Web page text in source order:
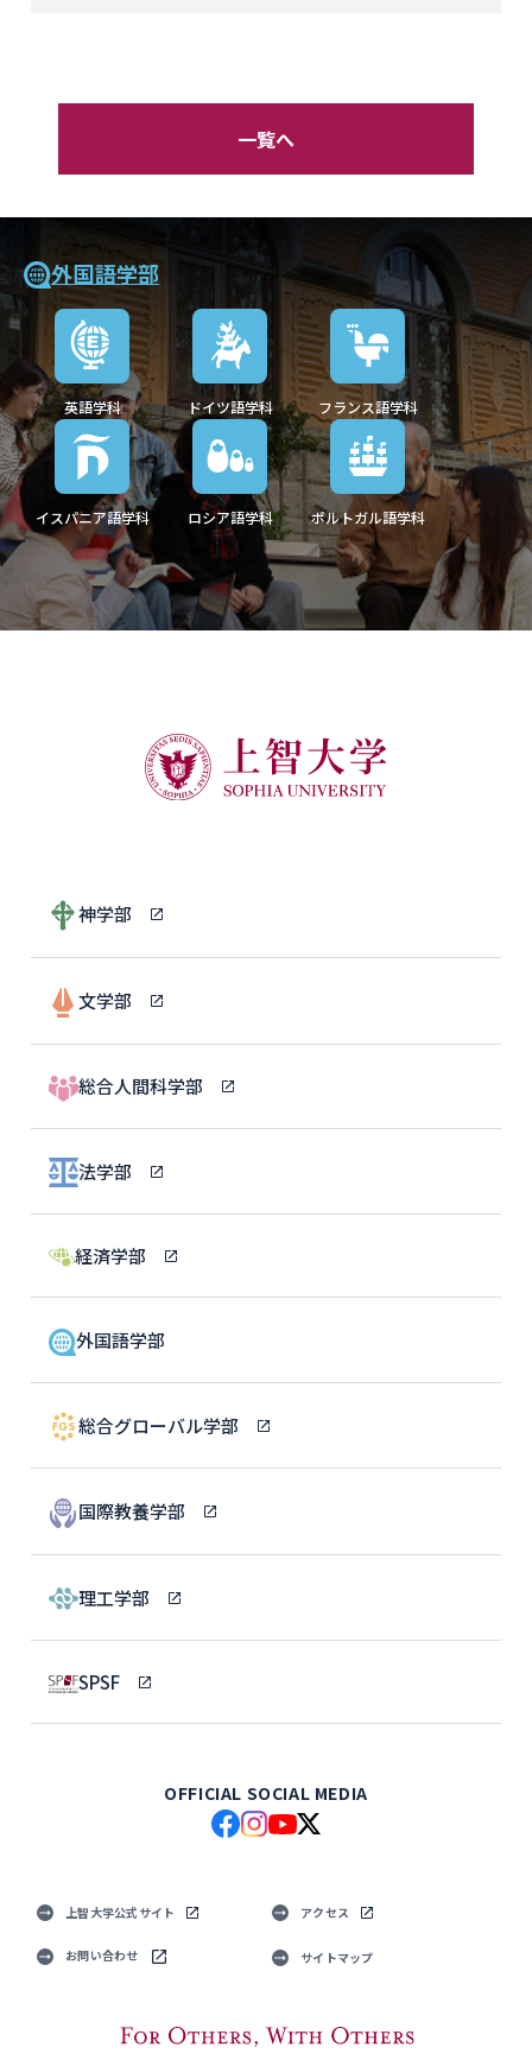
一覧へ
外国語学部
英語学科 ドイツ語学科 フランス語学科
イスパニア語学科 ロシア語学科 ポルトガル語学科
神学部
文学部
総合人間科学部
法学部
経済学部
外国語学部
総合グローバル学部
国際教養学部
理工学部
SPSF
OFFICIAL SOCIAL MEDIA
上智大学公式サイト アクセス
お問い合わせ サイトマップ